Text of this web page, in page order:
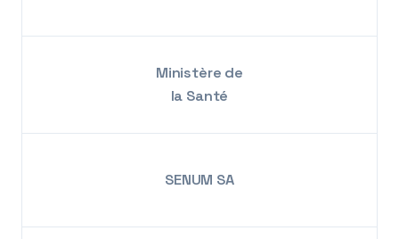
Ministère de
la Santé
SENUM SA